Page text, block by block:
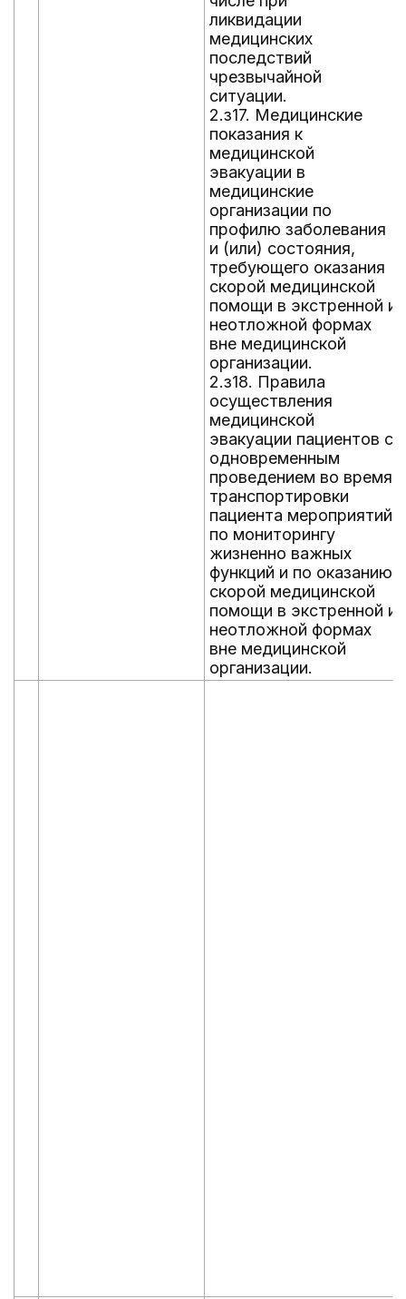
ликвидации
медицинских
последствий
чрезвычайной
ситуации.
2.з17. Медицинские
показания к
медицинской
эвакуации в
медицинские
организации по
профилю заболевания
и (или) состояния,
требующего оказания
скорой медицинской
помощи в экстренной и
неотложной формах
вне медицинской
организации.
2.з18. Правила
осуществления
медицинской
эвакуации пациентов с
одновременным
проведением во время
транспортировки
пациента мероприятий
по мониторингу
жизненно важных
функций и по оказанию
скорой медицинской
помощи в экстренной и
неотложной формах
вне медицинской
организации.